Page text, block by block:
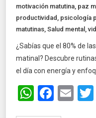
motivación matutina paz
productividad psicología
matutinas ,Salud mental ,
¿Sabías que el 80% de
matinal? Descubre
el día con energía y